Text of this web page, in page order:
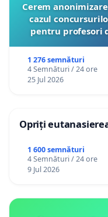
Cerem
cazul
pentru profesori
1 276 semnături
4 Semnături / 24 ore
25 Jul 2026
Opriți
1 600 semnături
4 Semnături / 24 ore
9 Jul 2026